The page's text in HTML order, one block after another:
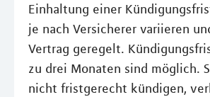
Einhaltung einer
je nach Versicherer variieren
Vertrag geregelt.
zu drei Monaten sind möglich.
nicht fristgerecht kündigen,